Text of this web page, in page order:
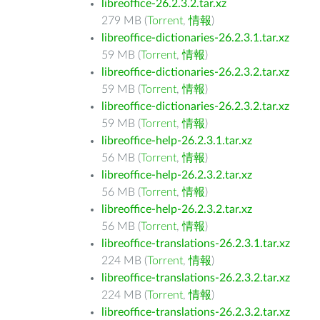
libreoffice-26.2.3.2.tar.xz
279 MB (Torrent,情報)
libreoffice-dictionaries-26.2.3.1.tar.xz
59 MB (Torrent,情報)
libreoffice-dictionaries-26.2.3.2.tar.xz
59 MB (Torrent,情報)
libreoffice-dictionaries-26.2.3.2.tar.xz
59 MB (Torrent,情報)
libreoffice-help-26.2.3.1.tar.xz
56 MB (Torrent,情報)
libreoffice-help-26.2.3.2.tar.xz
56 MB (Torrent,情報)
libreoffice-help-26.2.3.2.tar.xz
56 MB (Torrent,情報)
libreoffice-translations-26.2.3.1.tar.xz
224 MB (Torrent,情報)
libreoffice-translations-26.2.3.2.tar.xz
224 MB (Torrent,情報)
libreoffice-translations-26.2.3.2.tar.xz